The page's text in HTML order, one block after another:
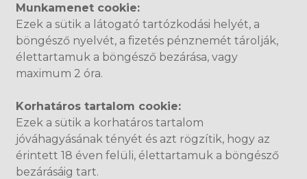
Munkamenet cookie:
Ezek a sütik a látogató tartózkodási helyét, a
böngésző nyelvét, a fizetés pénznemét tárolják,
élettartamuk a böngésző bezárása, vagy
maximum 2 óra.
Korhatáros tartalom cookie:
Ezek a sütik a korhatáros tartalom
jóváhagyásának tényét és azt rögzítik, hogy az
érintett 18 éven felüli, élettartamuk a böngésző
bezárásáig tart.